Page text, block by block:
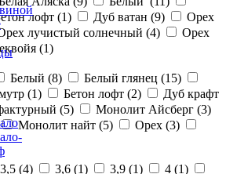
лофт (1) Дуб ватан (9)
Орех
лучистый солнечный (4)
Орех
(1)
Белый (8) Белый глянец (15)
(1) Бетон лофт (2)
Дуб крафт
(5) Монолит Айсберг (3)
Монолит найт (5) Орех (3)
3,5 (4) 3,6 (1) 3,9 (1) 4 (1)